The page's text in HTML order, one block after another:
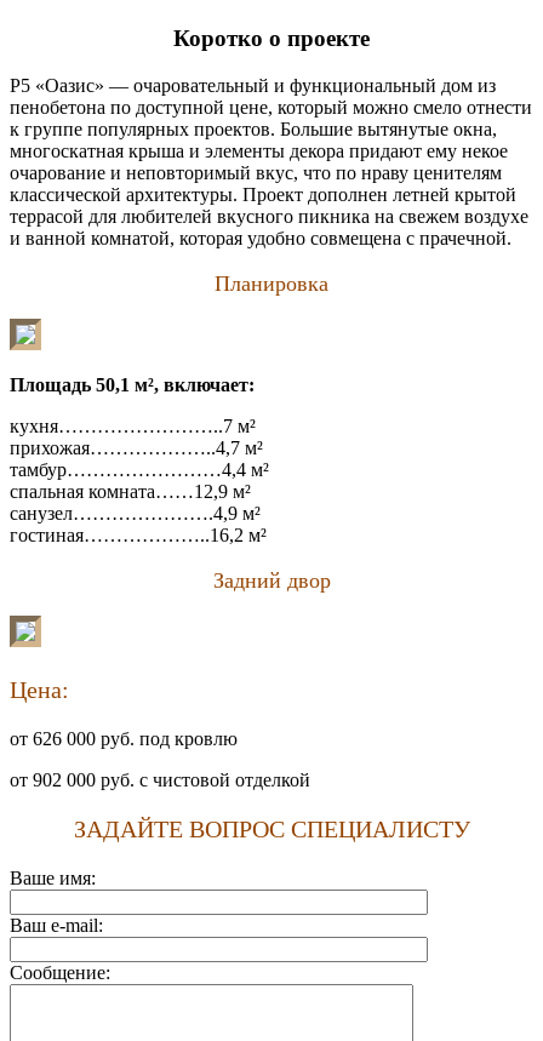
Коротко о проекте
P5 «Оазис» — очаровательный и функциональный дом из
пенобетона по доступной цене, который можно смело отнести
к группе популярных проектов. Большие вытянутые окна,
многоскатная крыша и элементы декора придают ему некое
очарование и неповторимый вкус, что по нраву ценителям
классической архитектуры. Проект дополнен летней крытой
террасой для любителей вкусного пикника на свежем воздухе
и ванной комнатой, которая удобно совмещена с прачечной.
Планировка
Площадь 50,1 м², включает:
кухня……………………..7 м²
прихожая………………..4,7 м²
тамбур……………………4,4 м²
спальная комната……12,9 м²
санузел………………….4,9 м²
гостиная………………..16,2 м²
Задний двор
Цена:
от 626 000 руб. под кровлю
от 902 000 руб. с чистовой отделкой
ЗАДАЙТЕ ВОПРОС СПЕЦИАЛИСТУ
Ваше имя:
Ваш e-mail:
Сообщение: